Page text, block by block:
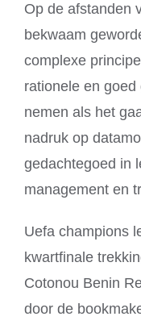
Op de afstanden
bekwaam
complexe
rationele en
nemen als het
nadruk op
gedachtegoed in
management en
Uefa champions
kwartfinale
Cotonou Benin
door de